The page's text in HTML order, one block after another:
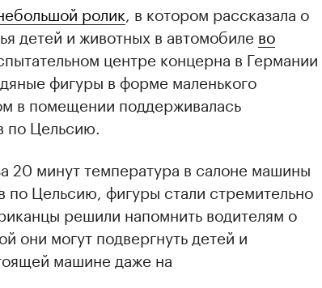
ролик, в котором рассказала о
детей и животных в автомобиле во
центре концерна в Германии
фигуры в форме маленького
в помещении поддерживалась
по Цельсию.
20 минут температура в салоне машины
по Цельсию, фигуры стали стремительно
решили напомнить водителям о
они могут подвергнуть детей и
машине даже на